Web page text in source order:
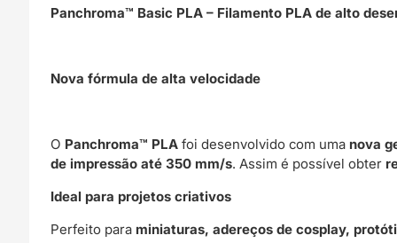
Panchroma™ Basic PLA – Filamento PLA de alto
Nova fórmula de alta velocidade
O Panchroma™ PLA foi desenvolvido com uma nova
de impressão até 350 mm/s. Assim é possível obter
Ideal para projetos criativos
Perfeito para miniaturas, adereços de cosplay,